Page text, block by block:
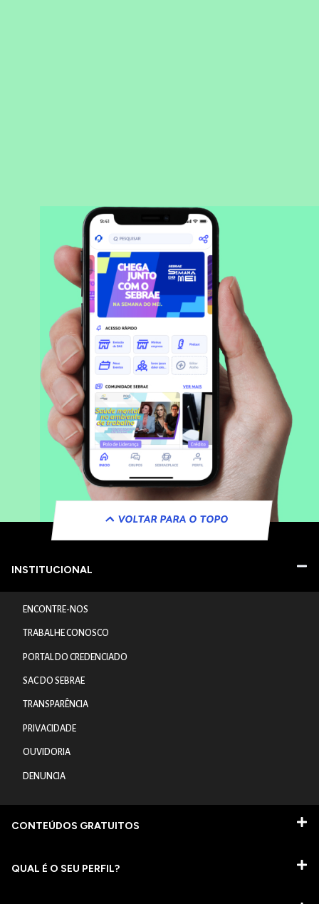
VOLTAR PARA O TOPO
INSTITUCIONAL
ENCONTRE-NOS
TRABALHE CONOSCO
PORTAL DO CREDENCIADO
SAC DO SEBRAE
TRANSPARÊNCIA
PRIVACIDADE
OUVIDORIA
DENUNCIA
CONTEÚDOS GRATUITOS
QUAL É O SEU PERFIL?